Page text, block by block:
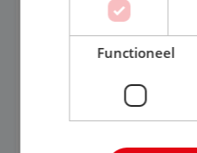
Aalsmeer, Noord-
33-36 uur
MBO
Een vakantie plannen
het nu voor jezelf is, of
Functioneel